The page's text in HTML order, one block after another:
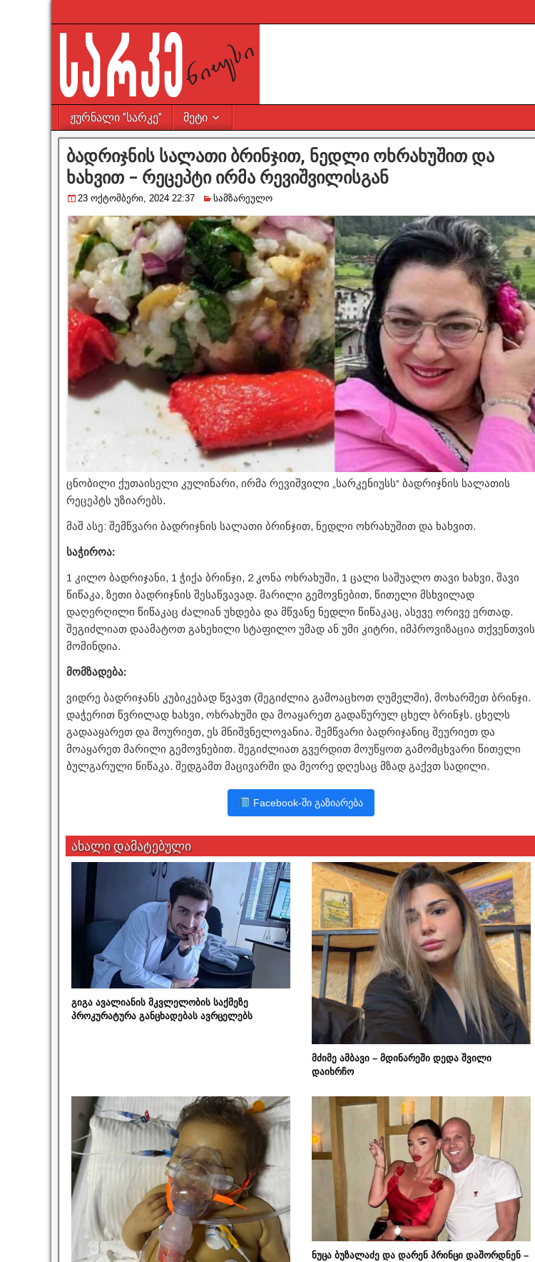
ჟურნალი ”სარკე” მეტი
ბადრიჯნის სალათი ბრინჯით, ნედლი ოხრახუშით და
ხახვით – რეცეპტი ირმა რევიშვილისგან
23 ოქტომბერი, 2024 22:37 სამზარეულო
ცნობილი ქუთაისელი კულინარი, ირმა რევიშვილი „სარკენიუსს“ ბადრიჯნის სალათის
რეცეპტს უზიარებს.
მაშ ასე: შემწვარი ბადრიჯნის სალათი ბრინჯით, ნედლი ოხრახუშით და ხახვით.
საჭიროა:
1 კილო ბადრიჯანი, 1 ჭიქა ბრინჯი, 2 კონა ოხრახუში, 1 ცალი საშუალო თავი ხახვი, შავი
წიწაკა, ზეთი ბადრიჯნის შესაწვავად. მარილი გემოვნებით, წითელი მსხვილად
დაღერღილი წიწაკაც ძალიან უხდება და მწვანე ნედლი წიწაკაც, ასევე ორივე ერთად.
შეგიძლიათ დაამატოთ გახეხილი სტაფილო უმად ან უმი კიტრი, იმპროვიზაცია თქვენთვის
მომინდია.
მომზადება:
ვიდრე ბადრიჯანს კუბიკებად წვავთ (შეგიძლია გამოაცხოთ ღუმელში), მოხარშეთ ბრინჯი.
დაჭერით წვრილად ხახვი, ოხრახუში და მოაყარეთ გადაწურულ ცხელ ბრინჯს. ცხელს
გადააყარეთ და მოურიეთ, ეს მნიშვნელოვანია. შემწვარი ბადრიჯანიც შეურიეთ და
მოაყარეთ მარილი გემოვნებით. შეგიძლიათ გვერდით მოუწყოთ გამომცხვარი წითელი
ბულგარული წიწაკა. შედგამთ მაცივარში და მეორე დღესაც მზად გაქვთ სადილი.
Facebook-ში გაზიარება
ახალი დამატებული
გიგა ავალიანის მკვლელობის საქმეზე
პროკურატურა განცხადებას ავრცელებს
მძიმე ამბავი – მდინარეში დედა შვილი
დაიხრჩო
ნუცა ბუზალაძე და დარენ პრინცი დაშორდნენ –